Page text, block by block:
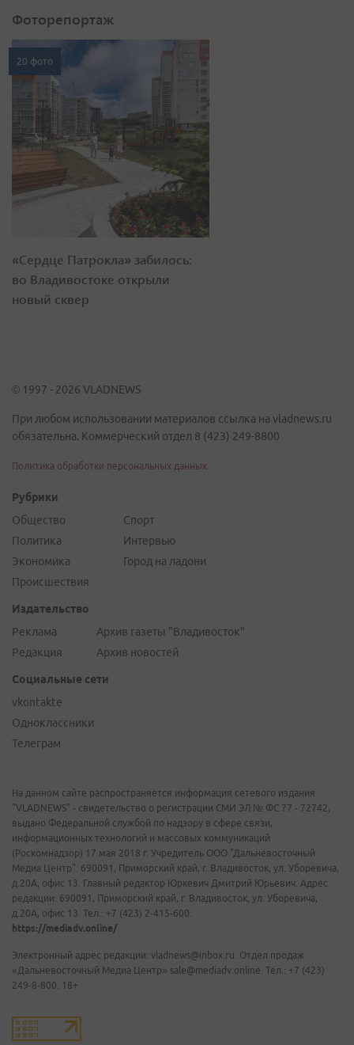
Фоторепортаж
20 фото
«Сердце Патрокла» забилось:
во Владивостоке открыли
новый сквер
© 1997 - 2026 VLADNEWS
При любом использовании материалов ссылка на vladnews.ru
обязательна. Коммерческий отдел 8 (423) 249-8800
Политика обработки персональных данных
Рубрики
Общество
Политика
Экономика
Происшествия
Спорт
Интервью
Город на ладони
Издательство
Реклама
Редакция
Архив газеты "Владивосток"
Архив новостей
Социальные сети
vkontakte
Одноклассники
Телеграм
На данном сайте распространяется информация сетевого издания
"VLADNEWS" - свидетельство о регистрации СМИ ЭЛ № ФС 77 - 72742,
выдано Федеральной службой по надзору в сфере связи,
информационных технологий и массовых коммуникаций
(Роскомнадзор) 17 мая 2018 г. Учредитель ООО "Дальневосточный
Медиа Центр". 690091, Приморский край, г. Владивосток, ул. Уборевича,
д.20А, офис 13. Главный редактор Юркевич Дмитрий Юрьевич. Адрес
редакции: 690091, Приморский край, г. Владивосток, ул. Уборевича,
д.20А, офис 13. Тел.: +7 (423) 2-415-600.
https://mediadv.online/
Электронный адрес редакции: vladnews@inbox.ru. Отдел продаж
«Дальневосточный Медиа Центр» sale@mediadv.online. Тел.: +7 (423)
249-8-800. 18+